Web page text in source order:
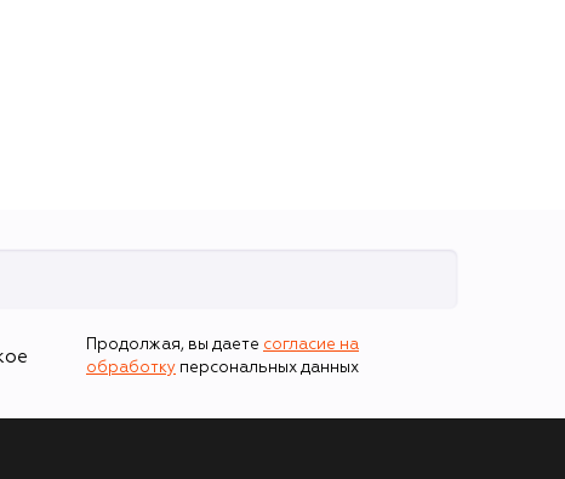
Продолжая, вы даете согласие на
обработку персональных данных